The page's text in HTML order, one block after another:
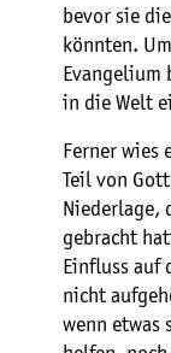
bevor sie
könnten.
Evangelium
in die Welt
Ferner wies
Teil von
Niederlage,
gebracht
Einfluss auf
nicht
wenn etwas